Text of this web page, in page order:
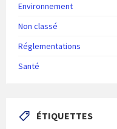
Environnement
Non classé
Réglementations
Santé
ÉTIQUETTES